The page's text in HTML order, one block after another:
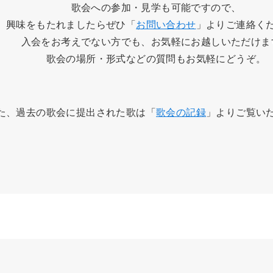
歌会への参加・見学も可能ですので、
興味をもたれましたらぜひ「お問い合わせ 」よりご連絡く
入会をお考えでない方でも、お気軽にお越しいただけま
歌会の場所・形式などの質問もお気軽にどうぞ。
、過去の歌会に提出された歌は「歌会の記録 」よりご覧い